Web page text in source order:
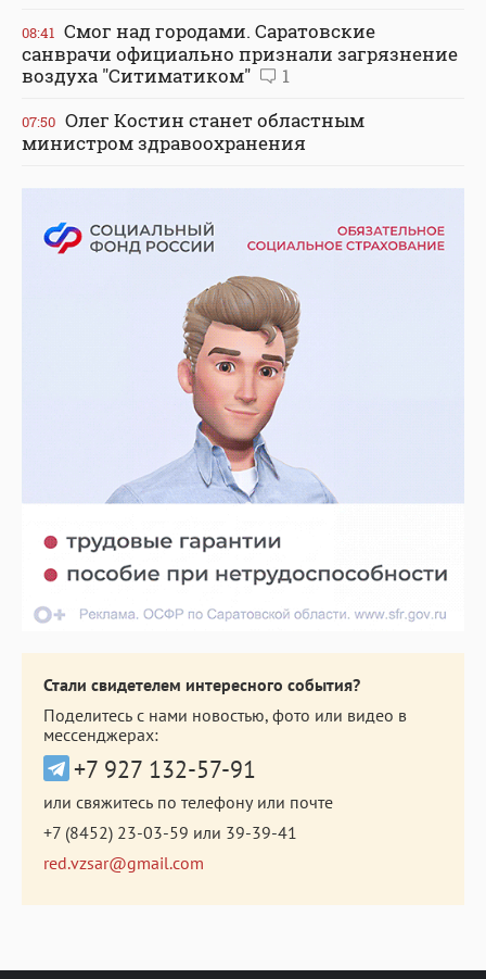
08:41 Смог над городами. Саратовские
санврачи официально признали загрязнение
воздуха "Ситиматиком"
1
07:50 Олег Костин станет областным
министром здравоохранения
Стали свидетелем интересного события?
Поделитесь с нами новостью, фото или видео в
мессенджерах:
+7 927 132-57-91
или свяжитесь по телефону или почте
+7 (8452) 23-03-59 или 39-39-41
red.vzsar@gmail.com